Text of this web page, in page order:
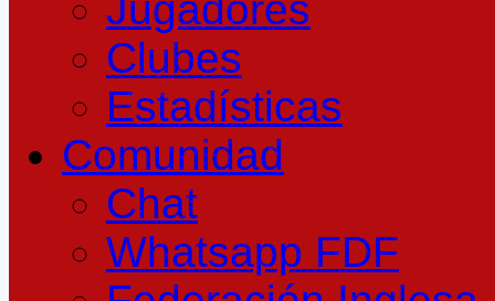
Clubes
Estadísticas
Comunidad
Chat
Whatsapp FDF